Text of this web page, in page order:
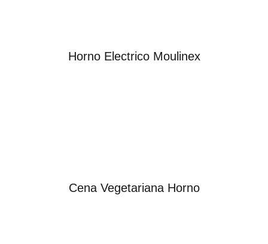
Horno Electrico Moulinex
Cena Vegetariana Horno